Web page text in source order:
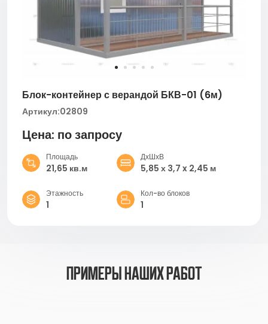
Блок-контейнер с верандой БКВ-01 (6м)
Артикул:02809
Цена: по запросу
Площадь
21,65 кв.м
ДхШхВ
5,85 х 3,7 x 2,45 м
Этажность
1
Кол-во блоков
1
примеры наших работ